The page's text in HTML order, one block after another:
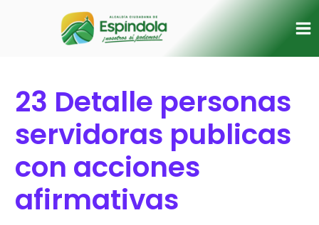
23 Detalle personas
servidoras publicas
con acciones
afirmativas